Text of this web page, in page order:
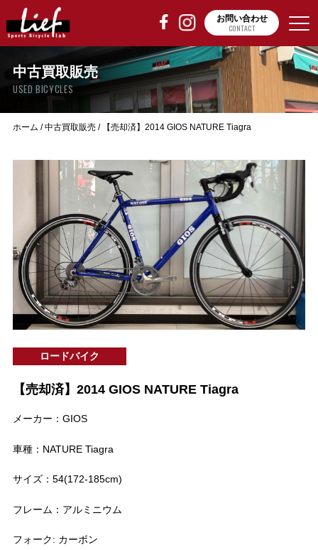
お問い合わせ
CONTACT
中古買取販売
USED BICYCLES
ホーム /中古買取販売/ 【売却済】2014 GIOS NATURE Tiagra
ロードバイク
【売却済】2014 GIOS NATURE Tiagra
メーカー：GIOS
車種：NATURE Tiagra
サイズ：54(172-185cm)
フレーム：アルミニウム
フォーク: カーボン